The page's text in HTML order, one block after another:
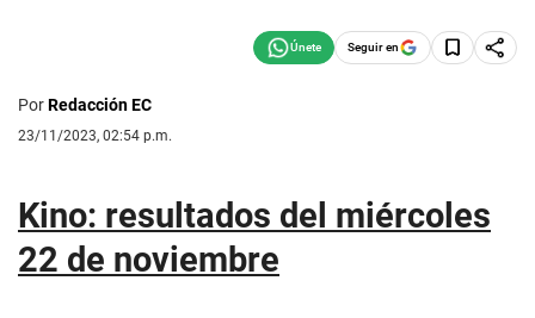
Seguir en
PorRedacción EC
23/11/2023, 02:54 p.m.
Kino: resultados del miércoles
22 de noviembre